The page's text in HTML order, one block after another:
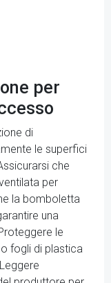
per
di
le superfici
che
per
la bomboletta
una
le
fogli di plastica